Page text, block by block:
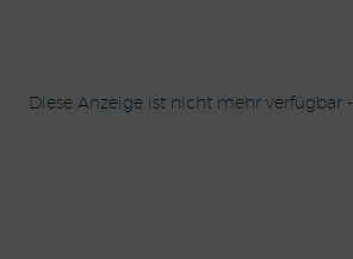
Diese Anzeige ist nicht mehr verfügbar -